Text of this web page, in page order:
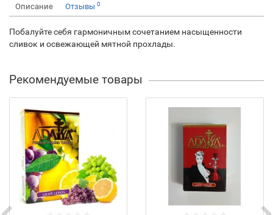
Описание Отзывы 0
Побалуйте себя гармоничным сочетанием насыщенности
сливок и освежающей мятной прохлады.
Рекомендуемые товары